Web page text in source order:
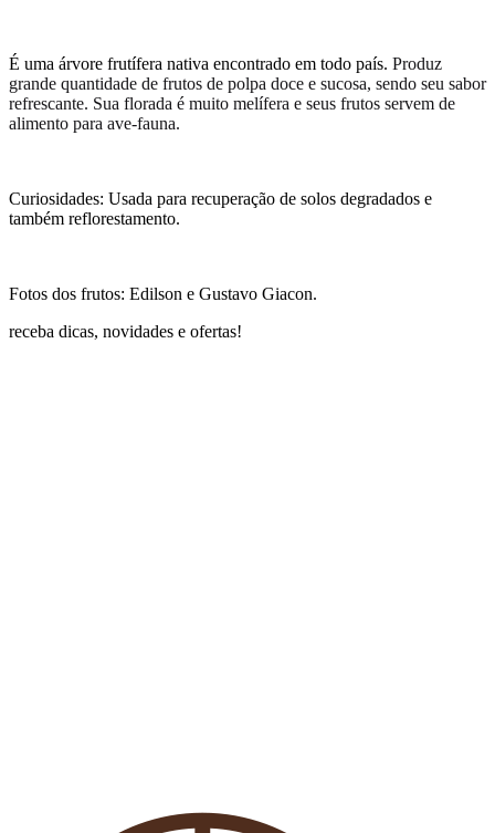
É uma árvore frutífera nativa encontrado em todo país. Produz
grande quantidade de frutos de polpa doce e sucosa, sendo seu sabor
refrescante. Sua florada é muito melífera e seus frutos servem de
alimento para ave-fauna.
Curiosidades: Usada para recuperação de solos degradados e
também reflorestamento.
Fotos dos frutos: Edilson e Gustavo Giacon.
receba dicas, novidades e ofertas!